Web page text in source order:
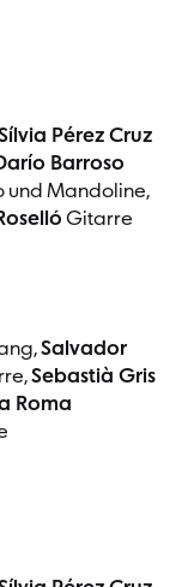
Pérez Cruz
Barroso
und Mandoline,
Gitarre
Salvador
Sebastià Gris
Roma